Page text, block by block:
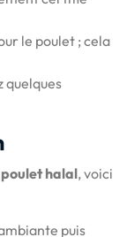
le poulet ; cela
quelques
halal, voici
puis